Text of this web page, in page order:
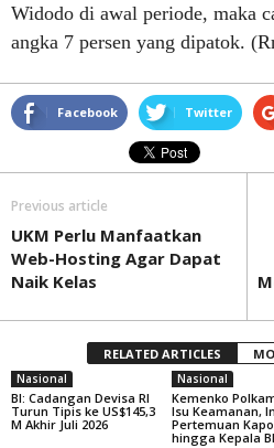
Widodo di awal periode, maka
angka 7 persen yang dipatok.
Facebook Twitter
Previous article
UKM Perlu Manfaatkan
Web-Hosting Agar Dapat
Naik Kelas
RELATED ARTICLES
Nasional
BI: Cadangan Devisa RI
Turun Tipis ke US$145,3
M Akhir Juli 2026
Nasional
Kemenko
Isu Keamanan,
Pertemuan
hingga Kepala